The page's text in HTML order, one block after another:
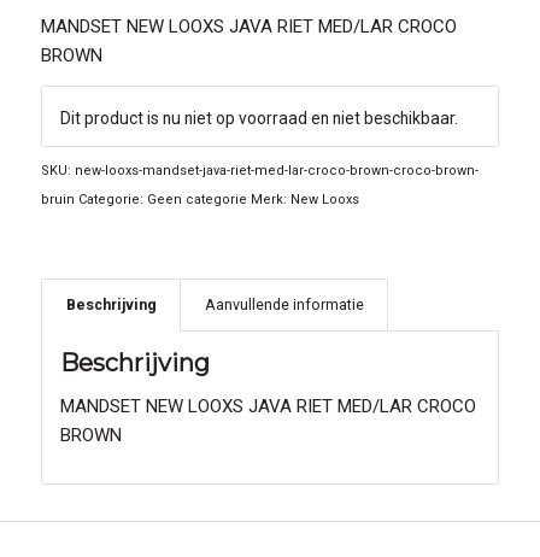
MANDSET NEW LOOXS JAVA RIET MED/LAR CROCO
BROWN
Dit product is nu niet op voorraad en niet beschikbaar.
SKU: new-looxs-mandset-java-riet-med-lar-croco-brown-croco-brown-
bruin Categorie: Geen categorie Merk: New Looxs
Beschrijving Aanvullende informatie
Beschrijving
MANDSET NEW LOOXS JAVA RIET MED/LAR CROCO
BROWN